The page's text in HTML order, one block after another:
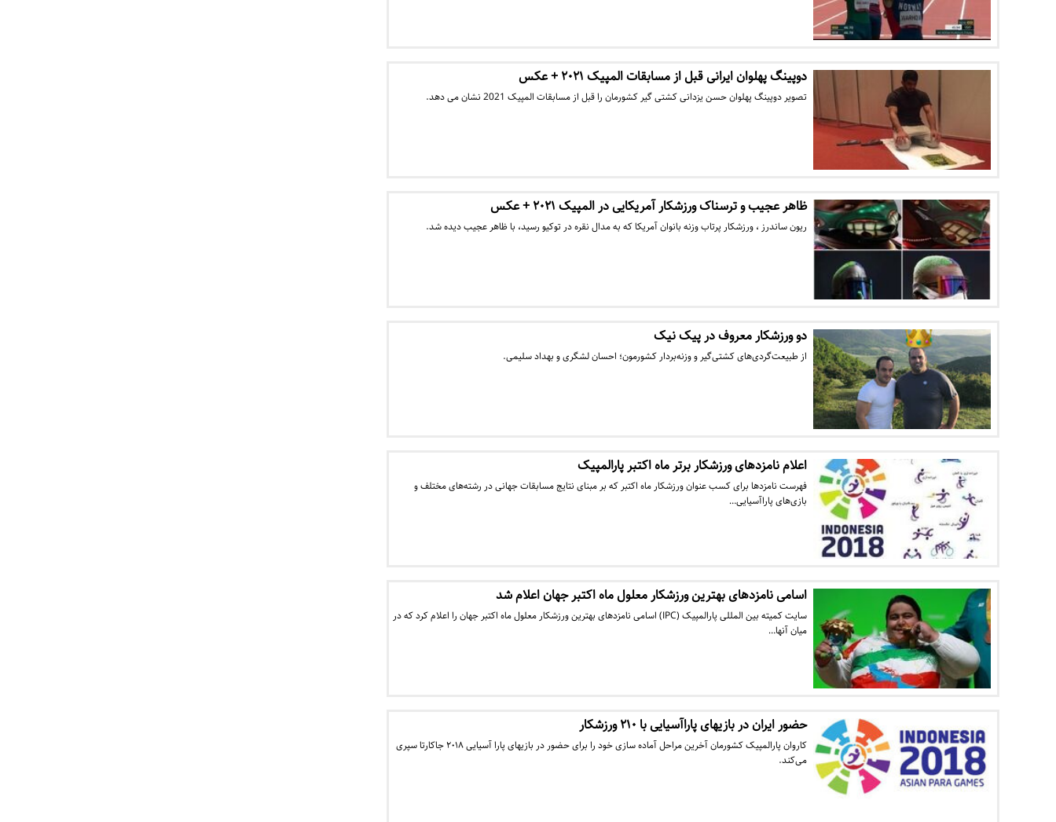
دوپینگ پهلوان ایرانی قبل از مسابقات المپیک ۲۰۲۱ + عکس
تصویر دوپینگ پهلوان حسن یزدانی کشتی گیر کشورمان را قبل از مسابقات المپیک 2021 نشان می دهد.
ظاهر عجیب و ترسناک ورزشکار آمریکایی در المپیک ۲۰۲۱ + عکس
ریون ساندرز ، ورزشکار پرتاب وزنه بانوان آمریکا که به مدال نقره در توکیو رسید، با ظاهر عجیب دیده شد.
دو ورزشکار معروف در پیک نیک
از طبیعت‌گردی‌‌های کشتی‌گیر و وزنه‌بردار کشورمون؛ احسان لشگری و بهداد سلیمی.
اعلام نامزدهای ورزشکار برتر ماه اکتبر پارالمپیک
فهرست نامزدها برای کسب عنوان ورزشکار ماه اکتبر که بر مبنای نتایج مسابقات جهانی در رشته‌های مختلف و
بازی‌های پاراآسیایی…
اسامی نامزدهای بهترین ورزشکار معلول ماه اکتبر جهان اعلام شد
سایت کمیته بین المللی پارالمپیک (IPC) اسامی نامزدهای بهترین ورزشکار معلول ماه اکتبر جهان را اعلام کرد که در
میان آنها…
حضور ایران در بازیهای پاراآسیایی با ۲۱۰ ورزشکار
کاروان پارالمپیک کشورمان آخرین مراحل آماده سازی خود را برای حضور در بازیهای پارا آسیایی ۲۰۱۸ جاکارتا سپری
می‌کند.